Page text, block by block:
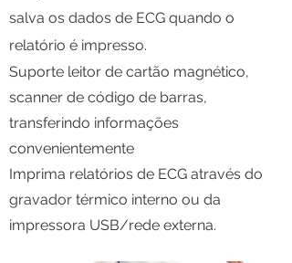
salva os dados de ECG quando o
relatório é impresso.
Suporte leitor de cartão magnético,
scanner de código de barras,
transferindo informações
convenientemente
Imprima relatórios de ECG através do
gravador térmico interno ou da
impressora USB/rede externa.